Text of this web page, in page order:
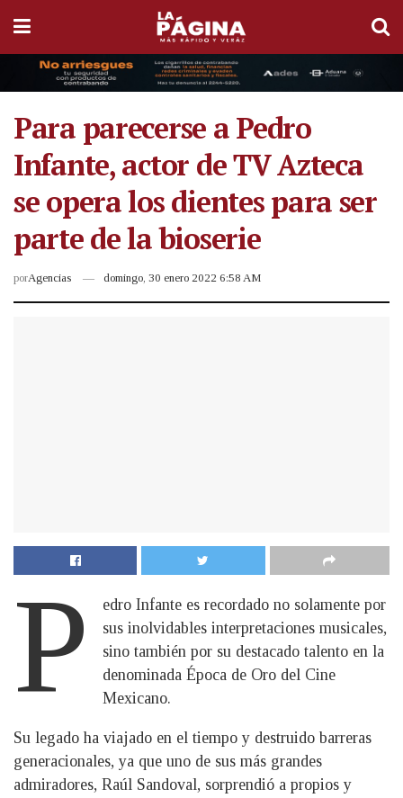
Para parecerse a Pedro
Infante, actor de TV Azteca
se opera los dientes para ser
parte de la bioserie
porAgencias domingo, 30 enero 2022 6:58 AM
P
edro Infante es recordado no solamente por
sus inolvidables interpretaciones musicales,
sino también por su destacado talento en la
denominada Época de Oro del Cine
Mexicano.
Su legado ha viajado en el tiempo y destruido barreras
generacionales, ya que uno de sus más grandes
admiradores, Raúl Sandoval, sorprendió a propios y